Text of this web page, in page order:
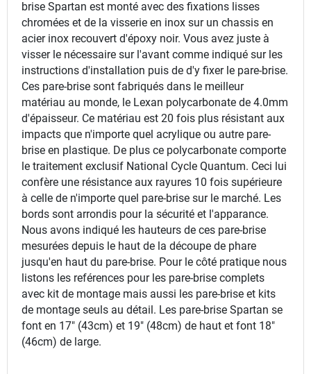
brise Spartan est monté avec des fixations lisses
chromées et de la visserie en inox sur un chassis en
acier inox recouvert d'époxy noir. Vous avez juste à
visser le nécessaire sur l'avant comme indiqué sur les
instructions d'installation puis de d'y fixer le pare-brise.
Ces pare-brise sont fabriqués dans le meilleur
matériau au monde, le Lexan polycarbonate de 4.0mm
d'épaisseur. Ce matériau est 20 fois plus résistant aux
impacts que n'importe quel acrylique ou autre pare-
brise en plastique. De plus ce polycarbonate comporte
le traitement exclusif National Cycle Quantum. Ceci lui
confère une résistance aux rayures 10 fois supérieure
à celle de n'importe quel pare-brise sur le marché. Les
bords sont arrondis pour la sécurité et l'apparance.
Nous avons indiqué les hauteurs de ces pare-brise
mesurées depuis le haut de la découpe de phare
jusqu'en haut du pare-brise. Pour le côté pratique nous
listons les reférences pour les pare-brise complets
avec kit de montage mais aussi les pare-brise et kits
de montage seuls au détail. Les pare-brise Spartan se
font en 17" (43cm) et 19" (48cm) de haut et font 18"
(46cm) de large.